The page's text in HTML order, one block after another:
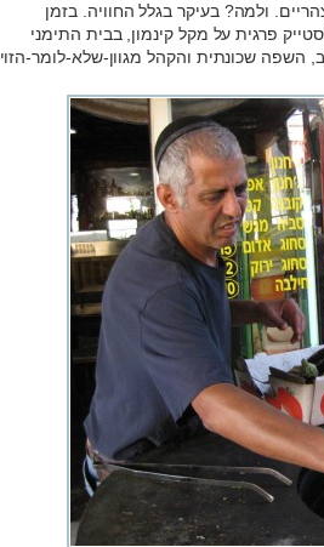
ולמה? בעיקר בגלל החוויה. בזמן
למכור לכם את באר שבע החדשה ב-79 שקל לסטייק פרגית על מקל קינמון, בבית התימני
שכונתית והקהל מגוון-שלא-לומר-הזוי.